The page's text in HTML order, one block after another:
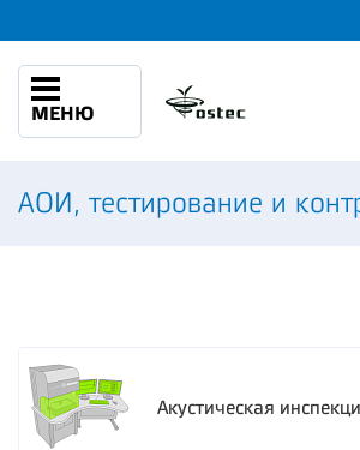
МЕНЮ
АОИ, тестирование и
Акустическая